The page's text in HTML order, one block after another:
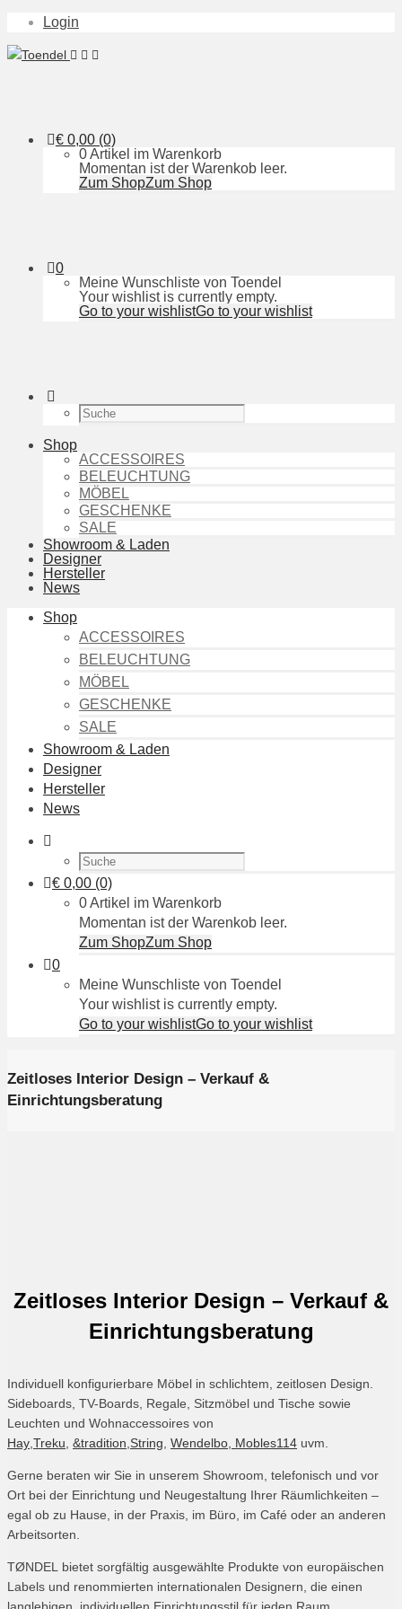
Login
€ 0,00 (0)
0 Artikel im Warenkorb
Momentan ist der Warenkob leer.
Zum ShopZum Shop
0
Meine Wunschliste von Toendel
Your wishlist is currently empty.
Go to your wishlistGo to your wishlist
Shop
ACCESSOIRES
BELEUCHTUNG
MÖBEL
GESCHENKE
SALE
Showroom & Laden
Designer
Hersteller
News
Shop
ACCESSOIRES
BELEUCHTUNG
MÖBEL
GESCHENKE
SALE
Showroom & Laden
Designer
Hersteller
News
€ 0,00 (0)
0 Artikel im Warenkorb
Momentan ist der Warenkob leer.
Zum ShopZum Shop
0
Meine Wunschliste von Toendel
Your wishlist is currently empty.
Go to your wishlistGo to your wishlist
Zeitloses Interior Design – Verkauf &
Einrichtungsberatung
Zeitloses Interior Design – Verkauf &
Einrichtungsberatung
Individuell konfigurierbare Möbel in schlichtem, zeitlosen Design.
Sideboards, TV-Boards, Regale, Sitzmöbel und Tische sowie
Leuchten und Wohnaccessoires von
Hay Treku &tradition String Wendelbo, Mobles114 uvm.
Gerne beraten wir Sie in unserem Showroom, telefonisch und vor
Ort bei der Einrichtung und Neugestaltung Ihrer Räumlichkeiten –
egal ob zu Hause, in der Praxis, im Büro, im Café oder an anderen
Arbeitsorten.
TØNDEL bietet sorgfältig ausgewählte Produkte von europäischen
Labels und renommierten internationalen Designern, die einen